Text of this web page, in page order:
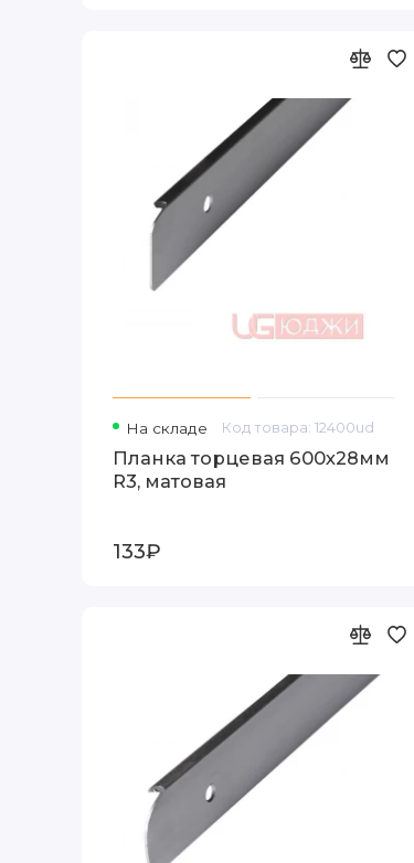
На складе Код товара: 12400ud
Планка торцевая 600х28мм
R3, матовая
133₽